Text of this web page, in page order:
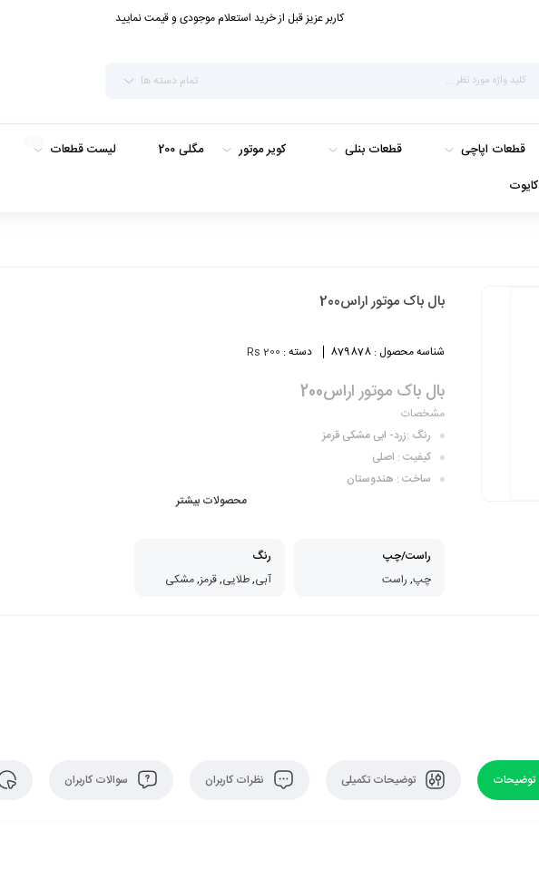
کاربر عزیز قبل از خرید استعلام موجودی و قیمت نمایید
تمام دسته ها
قطعات اپاچی قطعات بنلی کویر موتور مگلی 200 لیست قطعات
کایوت
بال باک موتور اراس200
شناسه محصول : 879878 دسته : Rs 200
بال باک موتور اراس200
مشخصات
رنگ :زرد- ابی مشکی قرمز
کیفیت : اصلی
ساخت : هندوستان
محصولات بیشتر
راست/چپ
چپ, راست
رنگ
آبی,طلایی,قرمز,مشکی
توضیحات توضیحات تکمیلی نظرات کاربران سوالات کاربران